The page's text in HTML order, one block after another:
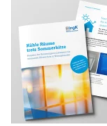
Prüfsachverständige
Qualifizierte
Bauvorlageberechtigte
Sachkundige für
Funktionsprüfung
Abwasserleitungen
Vereinbarungen mit
Ingenieurkammern
Büronachfolge